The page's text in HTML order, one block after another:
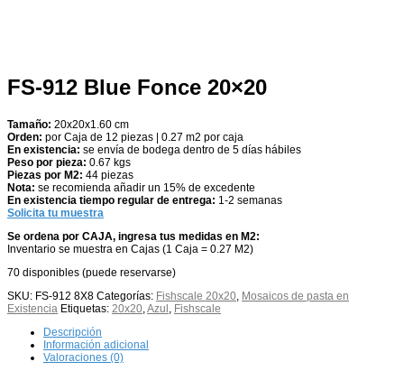
FS-912 Blue Fonce 20×20
Tamaño: 20x20x1.60 cm
Orden: por Caja de 12 piezas | 0.27 m2 por caja
En existencia: se envía de bodega dentro de 5 días hábiles
Peso por pieza: 0.67 kgs
Piezas por M2: 44 piezas
Nota: se recomienda añadir un 15% de excedente
En existencia tiempo regular de entrega: 1-2 semanas
Solicita tu muestra
Se ordena por CAJA, ingresa tus medidas en M2:
Inventario se muestra en Cajas (1 Caja = 0.27 M2)
70 disponibles (puede reservarse)
SKU: FS-912 8X8 Categorías: Fishscale 20x20, Mosaicos de pasta en
Existencia Etiquetas: 20x20,Azul , Fishscale
Descripción
Información adicional
Valoraciones (0)